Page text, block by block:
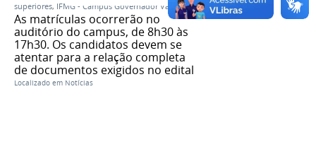
superiores, IFMG - Campus Governador Valadares
As matrículas ocorrerão no
auditório do campus, de 8h30 às
17h30. Os candidatos devem se
atentar para a relação completa
de documentos exigidos no edital
Localizado em Notícias